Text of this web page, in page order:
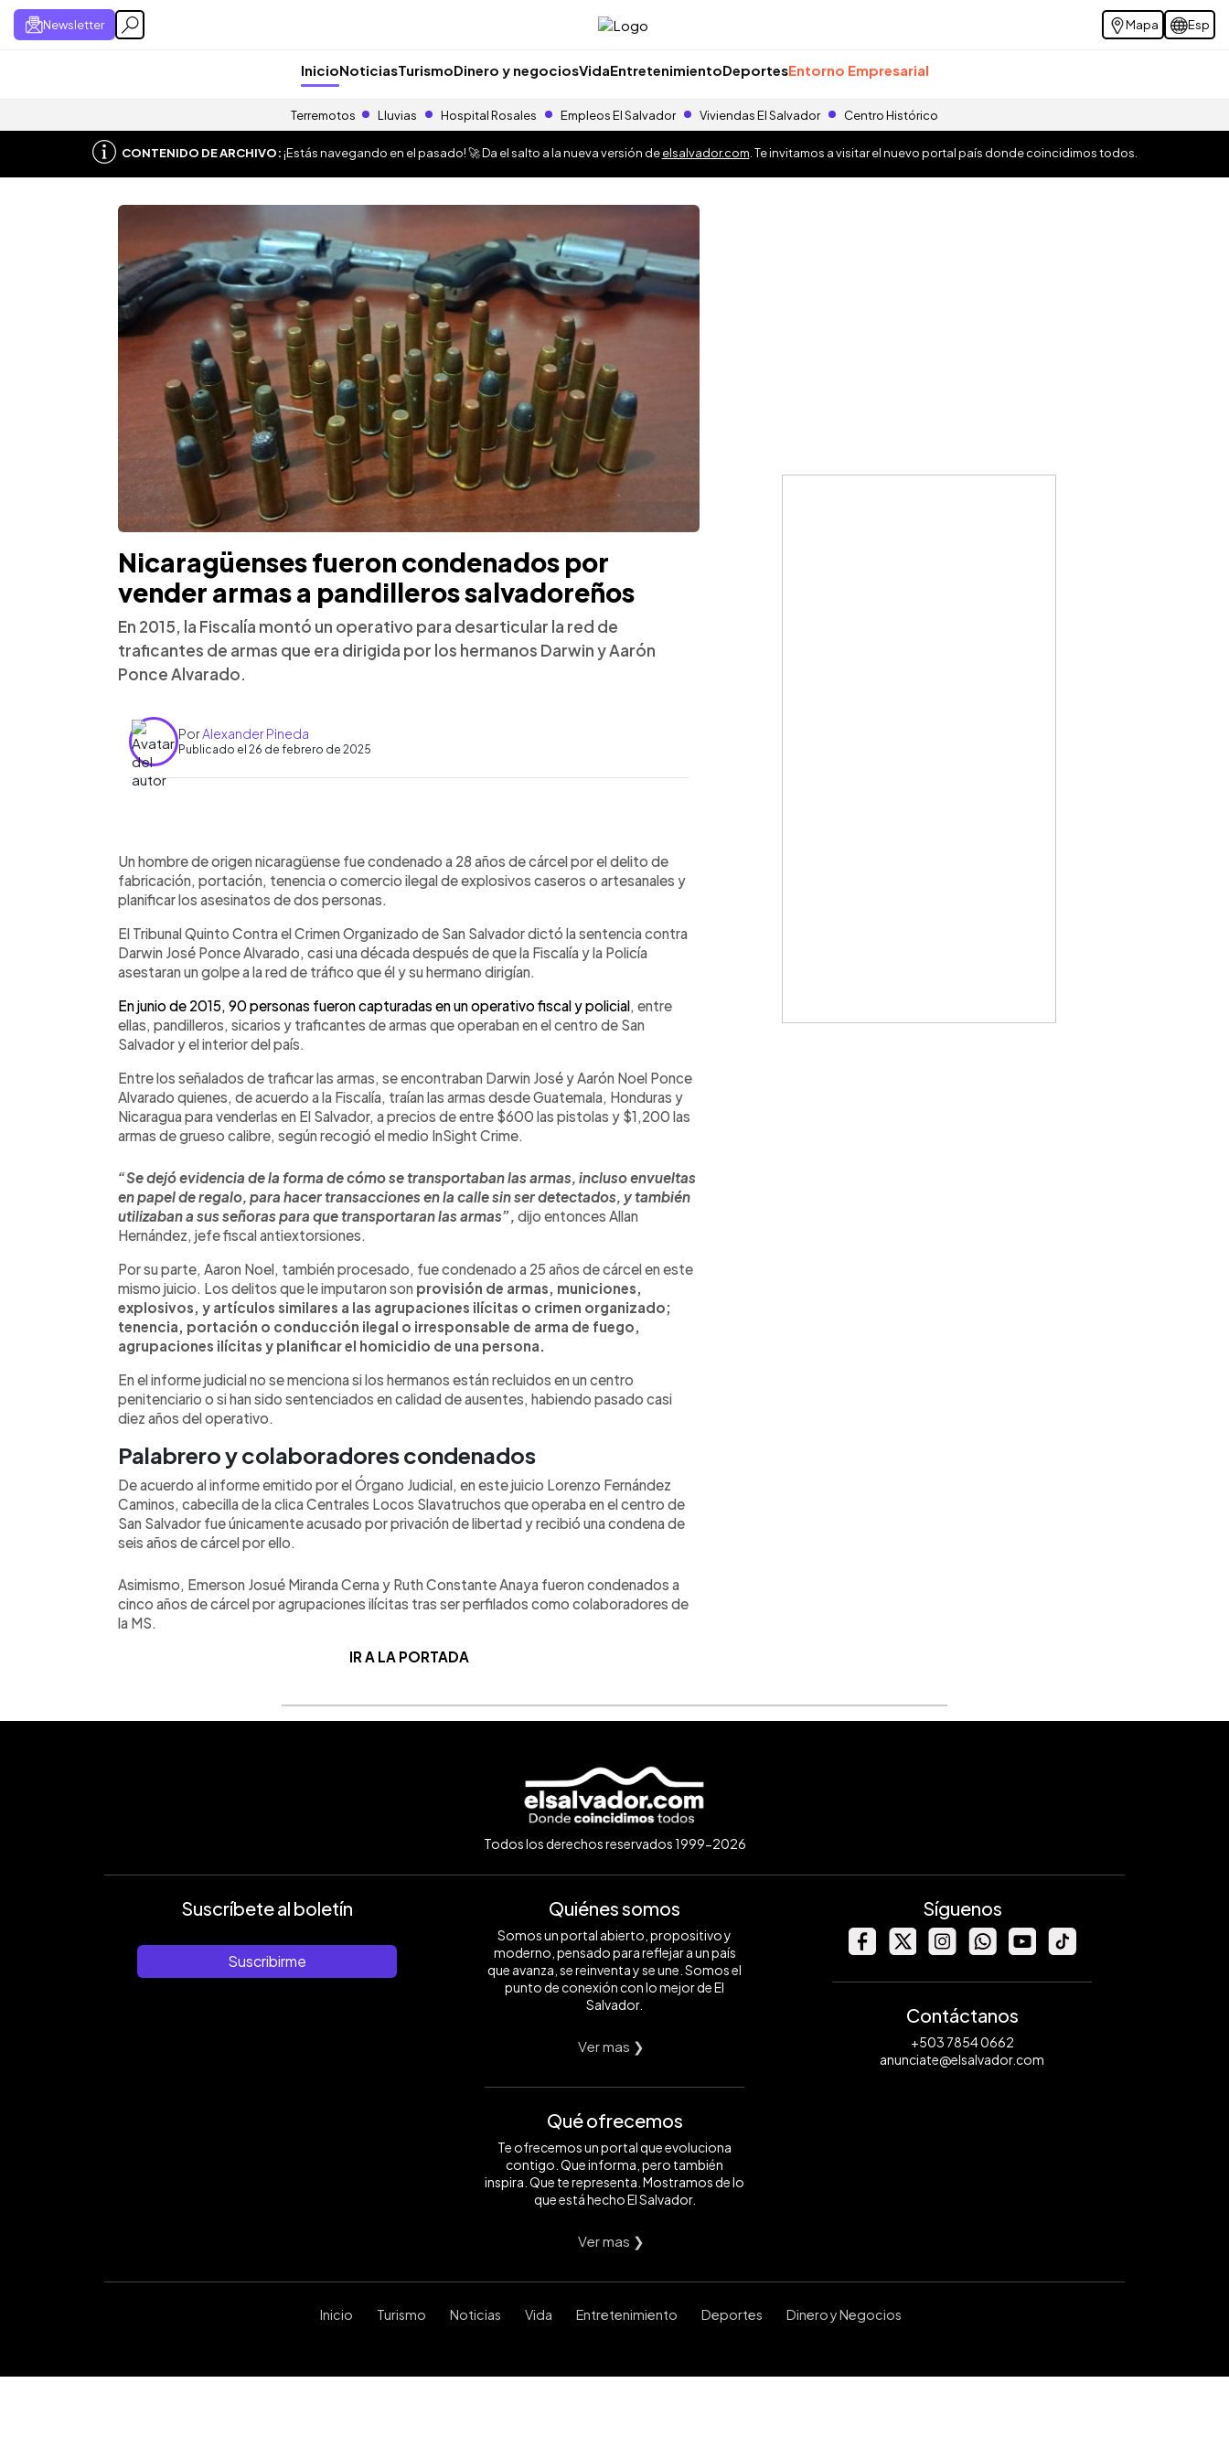
Newsletter Mapa Esp
InicioNoticiasTurismoDinero y negociosVidaEntretenimientoDeportesEntorno Empresarial
Terremotos Lluvias Hospital Rosales Empleos El Salvador Viviendas El Salvador Centro Histórico
CONTENIDO DE ARCHIVO:¡Estás navegando en el pasado! 🚀 Da el salto a la nueva versión deelsalvador.com . Te invitamos a visitar el nuevo portal país donde coincidimos todos.
Nicaragüenses fueron condenados por
vender armas a pandilleros salvadoreños
En 2015, la Fiscalía montó un operativo para desarticular la red de
traficantes de armas que era dirigida por los hermanos Darwin y Aarón
Ponce Alvarado.
PorAlexander Pineda
Publicado el 26 de febrero de 2025
Escuchar artículo
Un hombre de origen nicaragüense fue condenado a 28 años de cárcel por el delito de
fabricación, portación, tenencia o comercio ilegal de explosivos caseros o artesanales y
planificar los asesinatos de dos personas.
El Tribunal Quinto Contra el Crimen Organizado de San Salvador dictó la sentencia contra
Darwin José Ponce Alvarado, casi una década después de que la Fiscalía y la Policía
asestaran un golpe a la red de tráfico que él y su hermano dirigían.
En junio de 2015, 90 personas fueron capturadas en un operativo fiscal y policial , entre
ellas, pandilleros, sicarios y traficantes de armas que operaban en el centro de San
Salvador y el interior del país.
Entre los señalados de traficar las armas, se encontraban Darwin José y Aarón Noel Ponce
Alvarado quienes, de acuerdo a la Fiscalía, traían las armas desde Guatemala, Honduras y
Nicaragua para venderlas en El Salvador, a precios de entre $600 las pistolas y $1,200 las
armas de grueso calibre, según recogió el medio InSight Crime.
“Se dejó evidencia de la forma de cómo se transportaban las armas, incluso envueltas
en papel de regalo, para hacer transacciones en la calle sin ser detectados, y también
utilizaban a sus señoras para que transportaran las armas”, dijo entonces Allan
Hernández, jefe fiscal antiextorsiones.
Por su parte, Aaron Noel, también procesado, fue condenado a 25 años de cárcel en este
mismo juicio. Los delitos que le imputaron son provisión de armas, municiones,
explosivos, y artículos similares a las agrupaciones ilícitas o crimen organizado;
tenencia, portación o conducción ilegal o irresponsable de arma de fuego,
agrupaciones ilícitas y planificar el homicidio de una persona.
En el informe judicial no se menciona si los hermanos están recluidos en un centro
penitenciario o si han sido sentenciados en calidad de ausentes, habiendo pasado casi
diez años del operativo.
Palabrero y colaboradores condenados
De acuerdo al informe emitido por el Órgano Judicial, en este juicio Lorenzo Fernández
Caminos, cabecilla de la clica Centrales Locos Slavatruchos que operaba en el centro de
San Salvador fue únicamente acusado por privación de libertad y recibió una condena de
seis años de cárcel por ello.
Asimismo, Emerson Josué Miranda Cerna y Ruth Constante Anaya fueron condenados a
cinco años de cárcel por agrupaciones ilícitas tras ser perfilados como colaboradores de
la MS.
IR A LA PORTADA
Todos los derechos reservados 1999-2026
Suscríbete al boletín
Suscribirme
Quiénes somos
Somos un portal abierto, propositivo y
moderno, pensado para reflejar a un país
que avanza, se reinventa y se une. Somos el
punto de conexión con lo mejor de El
Salvador.
Ver mas ❯
Qué ofrecemos
Te ofrecemos un portal que evoluciona
contigo. Que informa, pero también
inspira. Que te representa. Mostramos de lo
que está hecho El Salvador.
Ver mas ❯
Síguenos
Contáctanos
+503 7854 0662
anunciate@elsalvador.com
Inicio Turismo Noticias Vida Entretenimiento Deportes Dinero y Negocios